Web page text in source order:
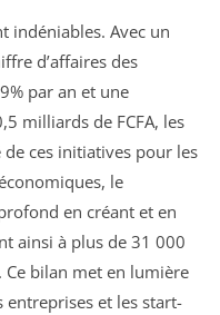
indéniables. Avec un
d’affaires des
par an et une
milliards de FCFA, les
ces initiatives pour les
le
en créant et en
ainsi à plus de 31 000
Ce bilan met en lumière
entreprises et les start-